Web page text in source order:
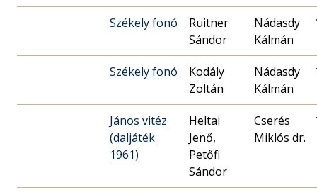
Székely fonó
Ruitner
Sándor
Nádasdy
Kálmán
Székely fonó
Kodály
Zoltán
Nádasdy
Kálmán
János vitéz
(daljáték
1961)
Heltai
Jenő,
Petőfi
Sándor
Cserés
Miklós dr.